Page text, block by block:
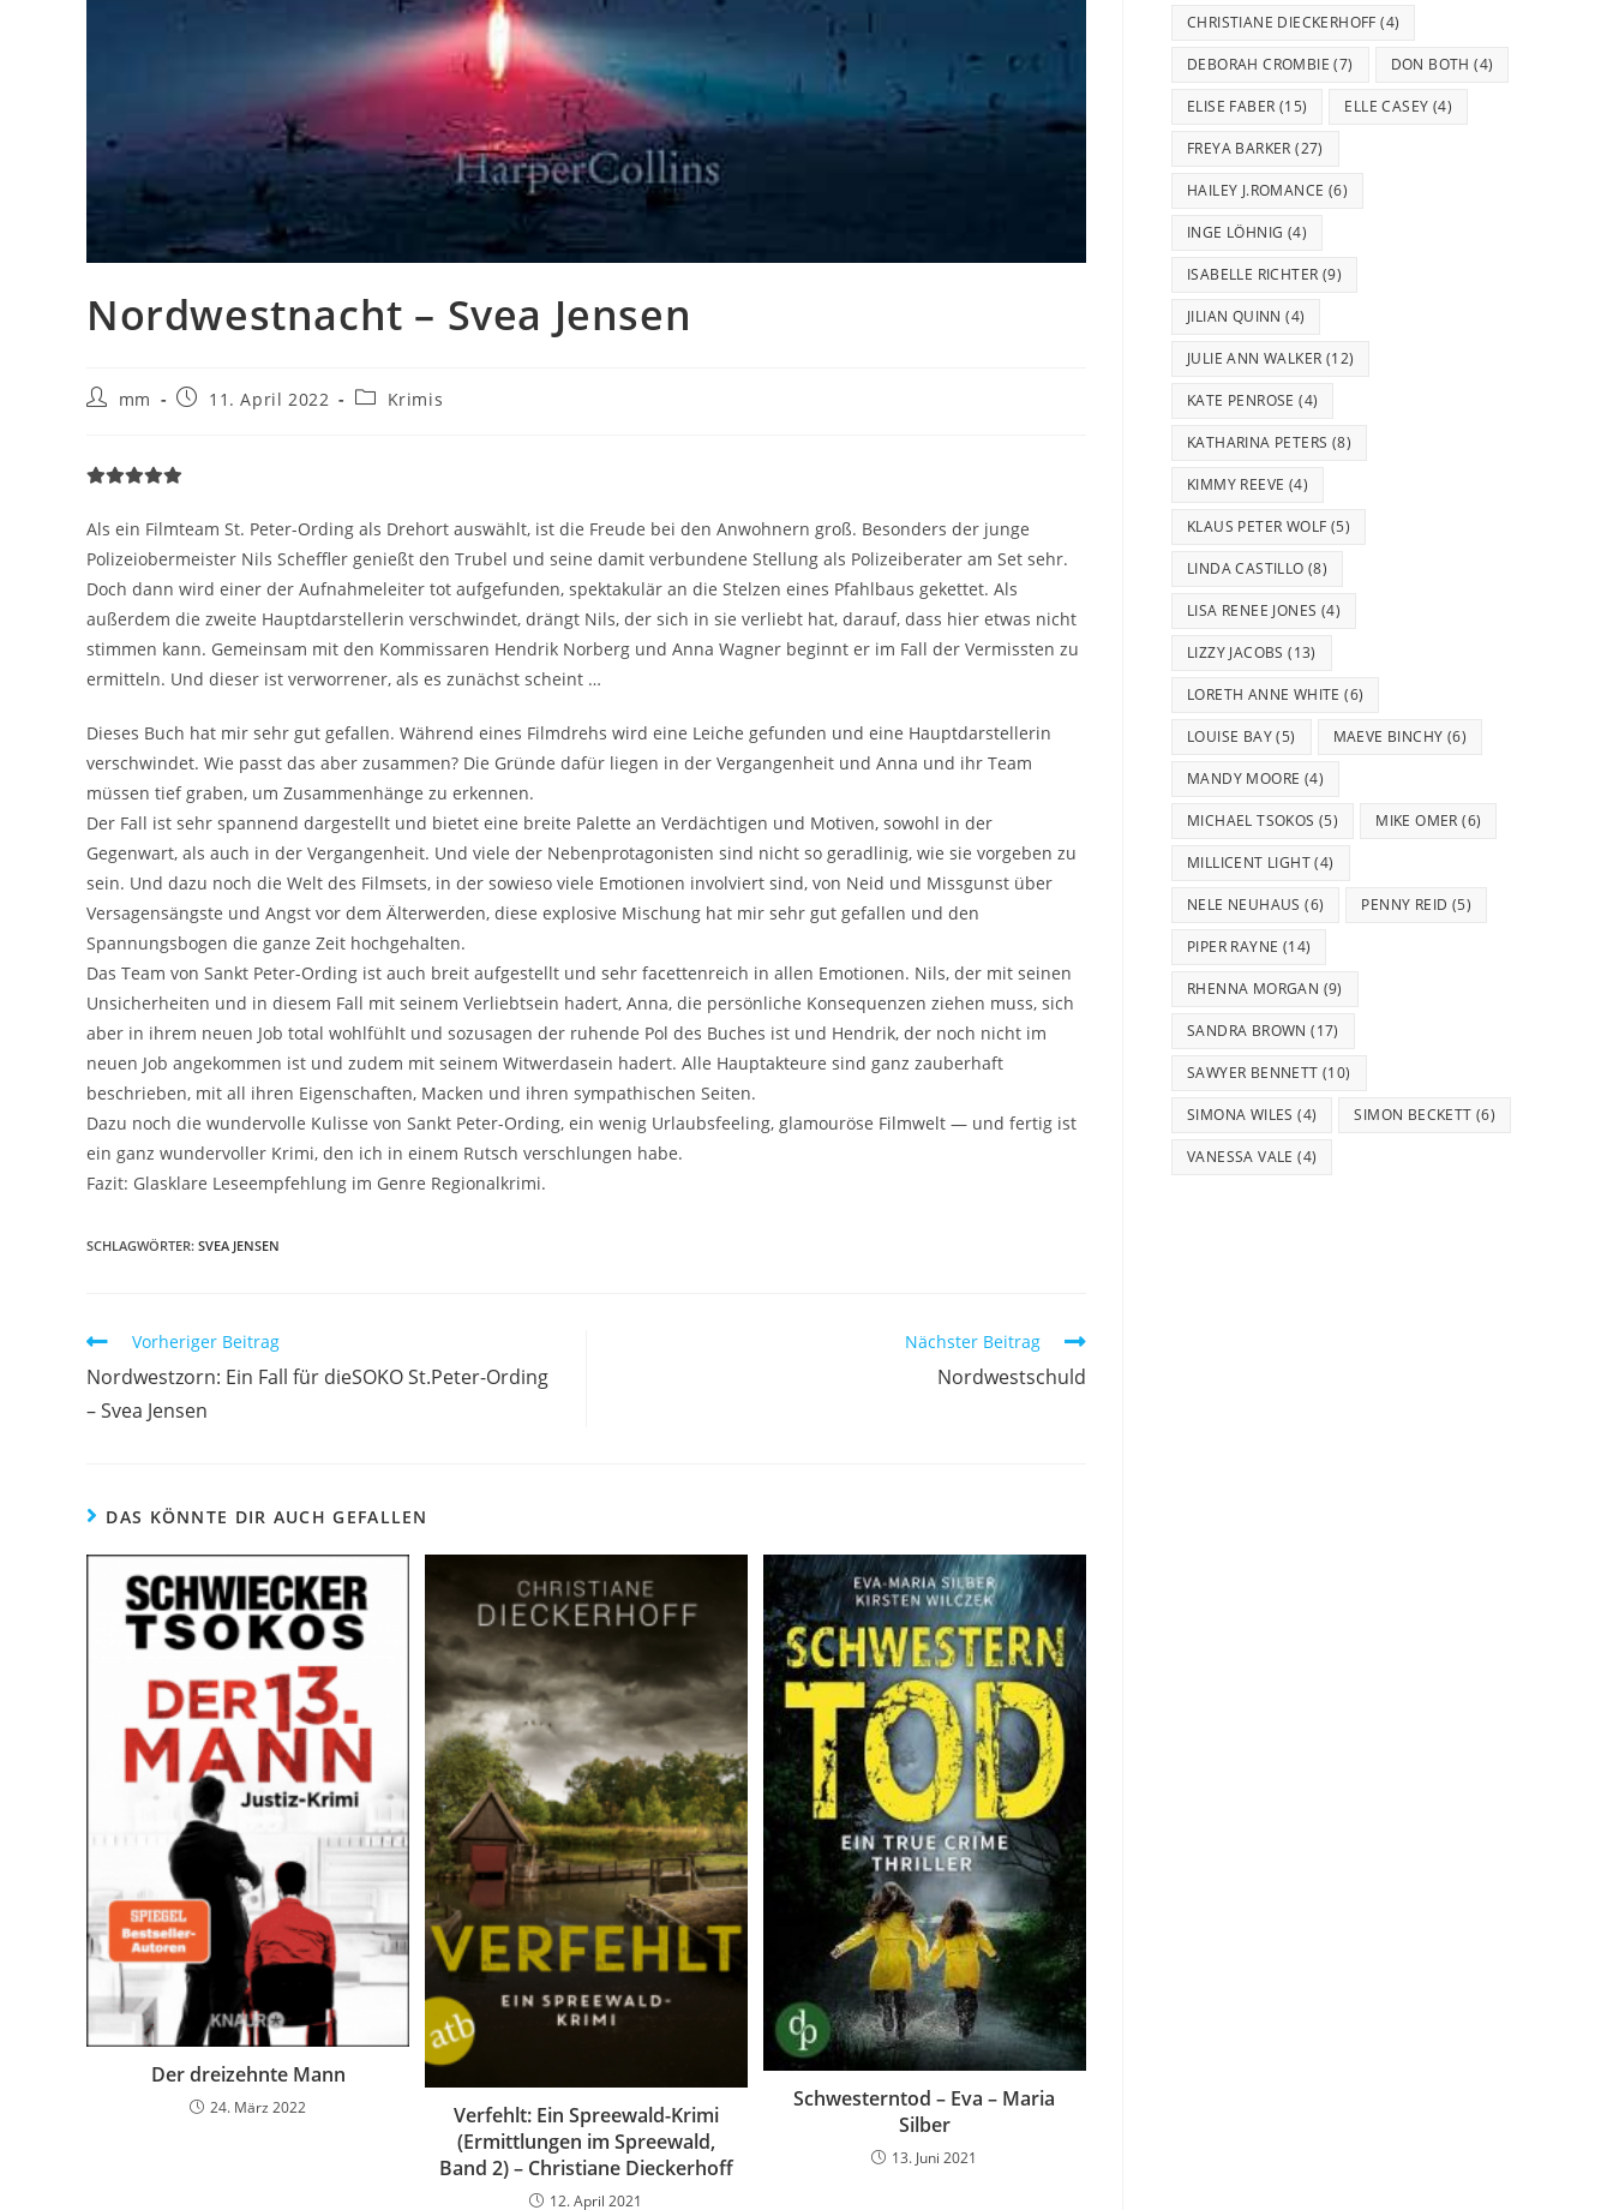
Nordwestnacht – Svea Jensen
mm 11. April 2022 Krimis
Als ein Filmteam St. Peter-Ording als Drehort auswählt, ist die Freude bei den Anwohnern groß. Besonders der junge
Polizeiobermeister Nils Scheffler genießt den Trubel und seine damit verbundene Stellung als Polizeiberater am Set sehr.
Doch dann wird einer der Aufnahmeleiter tot aufgefunden, spektakulär an die Stelzen eines Pfahlbaus gekettet. Als
außerdem die zweite Hauptdarstellerin verschwindet, drängt Nils, der sich in sie verliebt hat, darauf, dass hier etwas nicht
stimmen kann. Gemeinsam mit den Kommissaren Hendrik Norberg und Anna Wagner beginnt er im Fall der Vermissten zu
ermitteln. Und dieser ist verworrener, als es zunächst scheint …
Dieses Buch hat mir sehr gut gefallen. Während eines Filmdrehs wird eine Leiche gefunden und eine Hauptdarstellerin
verschwindet. Wie passt das aber zusammen? Die Gründe dafür liegen in der Vergangenheit und Anna und ihr Team
müssen tief graben, um Zusammenhänge zu erkennen.
Der Fall ist sehr spannend dargestellt und bietet eine breite Palette an Verdächtigen und Motiven, sowohl in der
Gegenwart, als auch in der Vergangenheit. Und viele der Nebenprotagonisten sind nicht so geradlinig, wie sie vorgeben zu
sein. Und dazu noch die Welt des Filmsets, in der sowieso viele Emotionen involviert sind, von Neid und Missgunst über
Versagensängste und Angst vor dem Älterwerden, diese explosive Mischung hat mir sehr gut gefallen und den
Spannungsbogen die ganze Zeit hochgehalten.
Das Team von Sankt Peter-Ording ist auch breit aufgestellt und sehr facettenreich in allen Emotionen. Nils, der mit seinen
Unsicherheiten und in diesem Fall mit seinem Verliebtsein hadert, Anna, die persönliche Konsequenzen ziehen muss, sich
aber in ihrem neuen Job total wohlfühlt und sozusagen der ruhende Pol des Buches ist und Hendrik, der noch nicht im
neuen Job angekommen ist und zudem mit seinem Witwerdasein hadert. Alle Hauptakteure sind ganz zauberhaft
beschrieben, mit all ihren Eigenschaften, Macken und ihren sympathischen Seiten.
Dazu noch die wundervolle Kulisse von Sankt Peter-Ording, ein wenig Urlaubsfeeling, glamouröse Filmwelt — und fertig ist
ein ganz wundervoller Krimi, den ich in einem Rutsch verschlungen habe.
Fazit: Glasklare Leseempfehlung im Genre Regionalkrimi.
SCHLAGWÖRTER: SVEA JENSEN
Vorheriger Beitrag
Nordwestzorn: Ein Fall für dieSOKO St.Peter-Ording
– Svea Jensen
Nächster Beitrag
Nordwestschuld
DAS KÖNNTE DIR AUCH GEFALLEN
Der dreizehnte Mann
24. März 2022
Verfehlt: Ein Spreewald-Krimi
(Ermittlungen im Spreewald,
Band 2) – Christiane Dieckerhoff
12. April 2021
Schwesterntod – Eva – Maria
Silber
13. Juni 2021
CHRISTIANE DIECKERHOFF (4)
DEBORAH CROMBIE (7) DON BOTH (4)
ELISE FABER (15) ELLE CASEY (4)
FREYA BARKER (27)
HAILEY J.ROMANCE (6)
INGE LÖHNIG (4)
ISABELLE RICHTER (9)
JILIAN QUINN (4)
JULIE ANN WALKER (12)
KATE PENROSE (4)
KATHARINA PETERS (8)
KIMMY REEVE (4)
KLAUS PETER WOLF (5)
LINDA CASTILLO (8)
LISA RENEE JONES (4)
LIZZY JACOBS (13)
LORETH ANNE WHITE (6)
LOUISE BAY(5) MAEVE BINCHY (6)
MANDY MOORE (4)
MICHAEL TSOKOS (5) MIKE OMER (6)
MILLICENT LIGHT(4)
NELE NEUHAUS (6) PENNY REID (5)
PIPER RAYNE (14)
RHENNA MORGAN (9)
SANDRA BROWN (17)
SAWYER BENNETT (10)
SIMONA WILES (4) SIMON BECKETT (6)
VANESSA VALE (4)